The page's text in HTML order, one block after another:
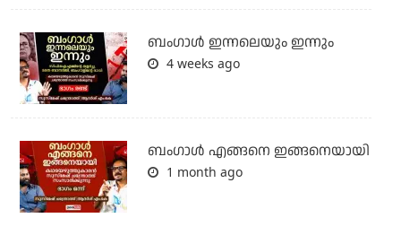
ബംഗാള്‍ ഇന്നലെയും ഇന്നും
4 weeks ago
ബം​ഗാൾ എങ്ങനെ ഇങ്ങനെയായി
1 month ago